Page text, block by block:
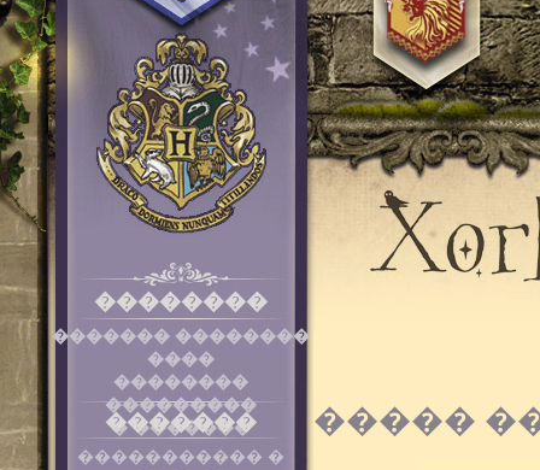
��������
������� ��������
����
��������
���������
� �������
�����
�������
����������� �